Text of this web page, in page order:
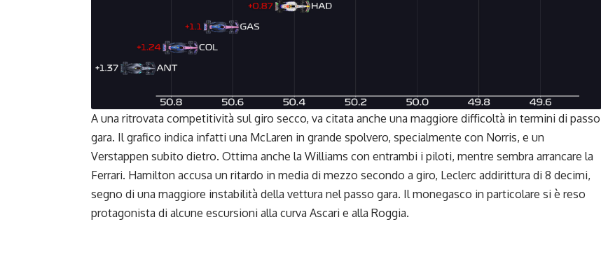
A una ritrovata competitività sul giro secco, va citata anche una maggiore difficoltà in termini di passo
gara. Il grafico indica infatti una McLaren in grande spolvero, specialmente con Norris, e un
Verstappen subito dietro. Ottima anche la Williams con entrambi i piloti, mentre sembra arrancare la
Ferrari. Hamilton accusa un ritardo in media di mezzo secondo a giro, Leclerc addirittura di 8 decimi,
segno di una maggiore instabilità della vettura nel passo gara. Il monegasco in particolare si è reso
protagonista di alcune escursioni alla curva Ascari e alla Roggia.